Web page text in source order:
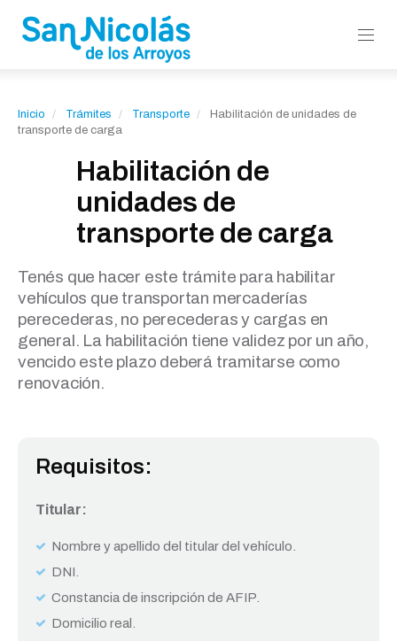
Inicio Trámites Transporte
Habilitación de unidades de
transporte de carga
Habilitación de
unidades de
transporte de carga
Tenés que hacer este trámite para habilitar
vehículos que transportan mercaderías
perecederas, no perecederas y cargas en
general. La habilitación tiene validez por un año,
vencido este plazo deberá tramitarse como
renovación.
Requisitos:
Titular:
Nombre y apellido del titular del vehículo.
DNI.
Constancia de inscripción de AFIP.
Domicilio real.